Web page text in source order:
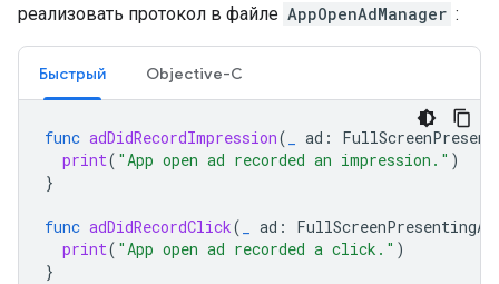
реализовать протокол в файле AppOpenAdManager :
Быстрый Objective-C
func adDidRecordImpression( ad :
print( "App open ad recorded an impression." )
}
func adDidRecordClick( ad : FullScreenPresentingAd
print( "App open ad recorded a click." )
}